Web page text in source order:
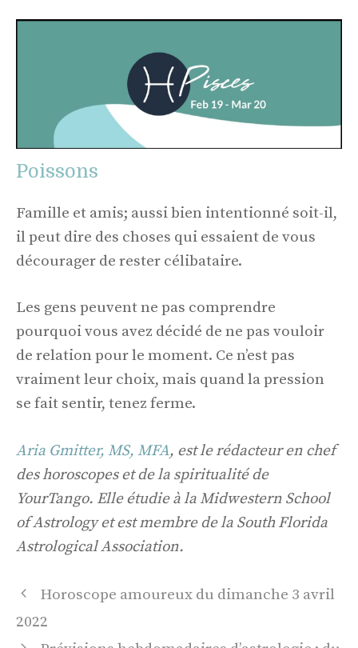
Poissons
Famille et amis; aussi bien intentionné soit-il,
il peut dire des choses qui essaient de vous
décourager de rester célibataire.
Les gens peuvent ne pas comprendre
pourquoi vous avez décidé de ne pas vouloir
de relation pour le moment. Ce n’est pas
vraiment leur choix, mais quand la pression
se fait sentir, tenez ferme.
Aria Gmitter, MS, MFA, est le rédacteur en chef
des horoscopes et de la spiritualité de
YourTango. Elle étudie à la Midwestern School
of Astrology et est membre de la South Florida
Astrological Association.
Navigation
des
Horoscope amoureux du dimanche 3 avril
2022